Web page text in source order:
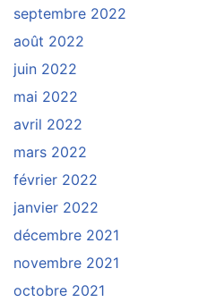
septembre 2022
août 2022
juin 2022
mai 2022
avril 2022
mars 2022
février 2022
janvier 2022
décembre 2021
novembre 2021
octobre 2021